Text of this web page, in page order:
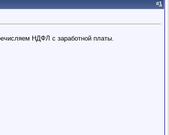
#1
НДФЛ с заработной платы.